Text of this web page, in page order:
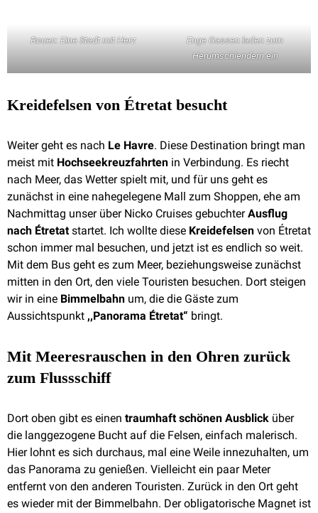
Rouen: Eine Stadt mit Herz
Enge Gassen laden zum
Herumschlendern ein
Kreidefelsen von Étretat besucht
Weiter geht es nach Le Havre. Diese Destination bringt man
meist mit Hochseekreuzfahrten in Verbindung. Es riecht
nach Meer, das Wetter spielt mit, und für uns geht es
zunächst in eine nahegelegene Mall zum Shoppen, ehe am
Nachmittag unser über Nicko Cruises gebuchterAusflug
nach Étretatstartet. Ich wollte diese Kreidefelsen von Étretat
schon immer mal besuchen, und jetzt ist es endlich so weit.
Mit dem Bus geht es zum Meer, beziehungsweise zunächst
mitten in den Ort, den viele Touristen besuchen. Dort steigen
wir in eine Bimmelbahn um, die die Gäste zum
Aussichtspunkt ,,Panorama Étretat“ bringt.
Mit Meeresrauschen in den Ohren zurück
zum Flussschiff
Dort oben gibt es einen traumhaft schönen Ausblick über
die langgezogene Bucht auf die Felsen, einfach malerisch.
Hier lohnt es sich durchaus, mal eine Weile innezuhalten, um
das Panorama zu genießen. Vielleicht ein paar Meter
entfernt von den anderen Touristen. Zurück in den Ort geht
es wieder mit der Bimmelbahn. Der obligatorische Magnet ist